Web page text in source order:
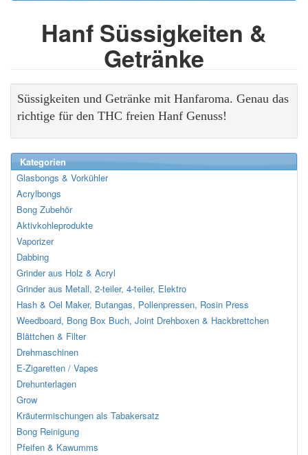
Hanf Süssigkeiten &
Getränke
Süssigkeiten und Getränke mit Hanfaroma. Genau das
richtige für den THC freien Hanf Genuss!
Kategorien
Glasbongs & Vorkühler
Acrylbongs
Bong Zubehör
Aktivkohleprodukte
Vaporizer
Dabbing
Grinder aus Holz & Acryl
Grinder aus Metall, 2-teiler, 4-teiler, Elektro
Hash & Oel Maker, Butangas, Pollenpressen, Rosin Press
Weedboard, Bong Box Buch, Joint Drehboxen & Hackbrettchen
Blättchen & Filter
Drehmaschinen
E-Zigaretten / Vapes
Drehunterlagen
Grow
Kräutermischungen als Tabakersatz
Bong Reinigung
Pfeifen & Kawumms